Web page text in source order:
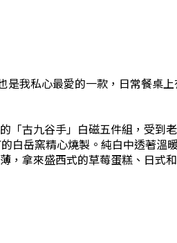
我私心最愛的一款，日常餐桌
古九谷手」白磁五件組，受到
白岳窯精心燒製。純白中透著溫
拿來盛西式的草莓蛋糕、日式